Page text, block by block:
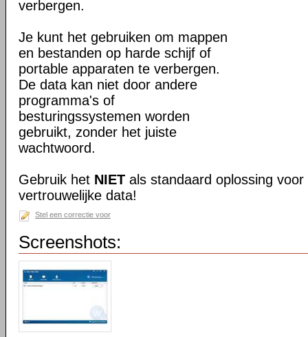
verbergen.
Je kunt het gebruiken om mappen
en bestanden op harde schijf of
portable apparaten te verbergen.
De data kan niet door andere
programma's of
besturingssystemen worden
gebruikt, zonder het juiste
wachtwoord.
Gebruik het NIET als standaard oplossing
vertrouwelijke data!
Stel een correctie voor
Screenshots: